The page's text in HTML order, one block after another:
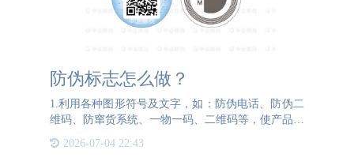
防伪标志怎么做？
1.利用各种图形符号及文字，如：防伪电话、防伪二
维码、防窜货系统、一物一码、二维码等，使产品具
有唯一性的防伪标志。2.利用各种颜色进行组合防伪
标志，如：红+黑、黄+蓝、绿+红等。3.利用特殊油
2026-07-04 22:43